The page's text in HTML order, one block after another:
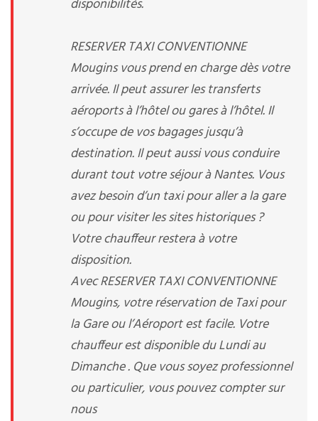
disponibilités.
RESERVER TAXI CONVENTIONNE
Mougins vous prend en charge dès votre
arrivée. Il peut assurer les transferts
aéroports à l’hôtel ou gares à l’hôtel. Il
s’occupe de vos bagages jusqu’à
destination. Il peut aussi vous conduire
durant tout votre séjour à Nantes. Vous
avez besoin d’un taxi pour aller a la gare
ou pour visiter les sites historiques ?
Votre chauffeur restera à votre
disposition.
Avec RESERVER TAXI CONVENTIONNE
Mougins, votre réservation de Taxi pour
la Gare ou l’Aéroport est facile. Votre
chauffeur est disponible du Lundi au
Dimanche . Que vous soyez professionnel
ou particulier, vous pouvez compter sur
nous